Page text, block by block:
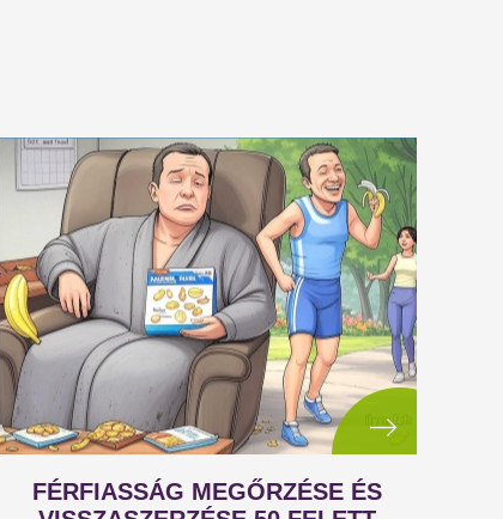
FÉRFIASSÁG MEGŐRZÉSE ÉS